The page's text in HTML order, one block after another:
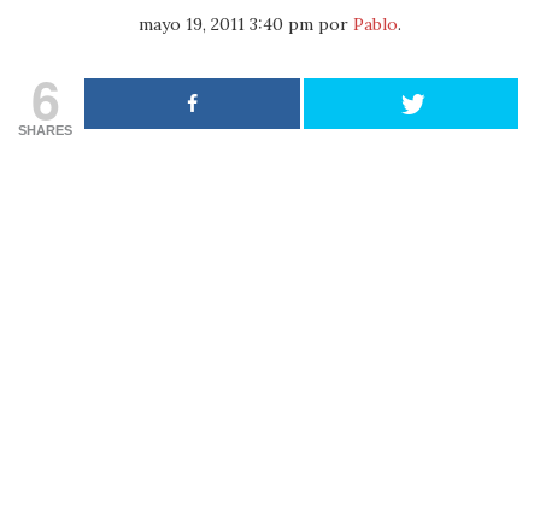
mayo 19, 2011 3:40 pm por Pablo.
6
SHARES